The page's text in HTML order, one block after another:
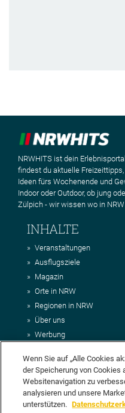
NRWHITS ist dein
findest du aktuelle
Ideen fürs Wochenende und
Indoor oder Outdoor, ob jung
Zülpich - wir wissen wo in
INHALTE
Veranstaltungen
Ausflugsziele
Magazin
Orte in NRW
Regionen in NRW
Über uns
Werbung
Impressum
AGB
Datenschutz
DEIN
Wenn Sie auf „Alle Cookies
der Speicherung von Cookies
Websitenavigation zu
analysieren und unsere
unterstützen.